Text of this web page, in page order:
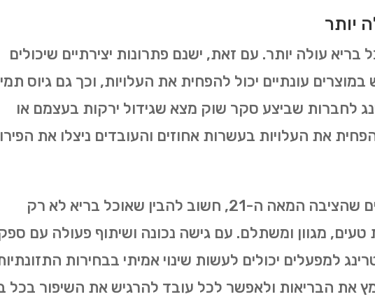
יותר
בריא עולה יותר. עם זאת, ישנם פתרונות יצירתיים שיכולים
במוצרים עונתיים יכול להפחית את העלויות, וכך גם גיוס
לחברות שביצע סקר שוק מצא שגידול ירקות בעצמם או
את העלויות בעשרות אחוזים והעובדים ניצלו את
כשמתמודדים עם האתגרים שהציבה המאה ה-21, חשוב להבין שאוכל בריא לא רק
טעים, מגוון ומשתלם. עם גישה נכונה ושיתוף פעולה עם
למפעלים יכולים לעשות שינוי אמיתי בבחירות
את הבריאות ולאפשר לכל עובד להרגיש את השיפור בכל